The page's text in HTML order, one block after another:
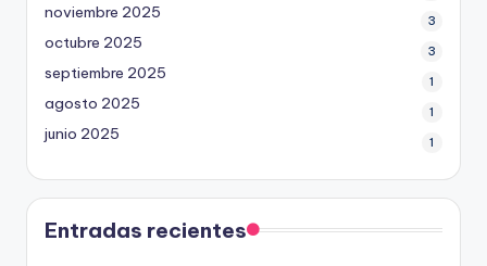
noviembre 2025 3
octubre 2025 3
septiembre 2025 1
agosto 2025 1
junio 2025 1
Entradas recientes